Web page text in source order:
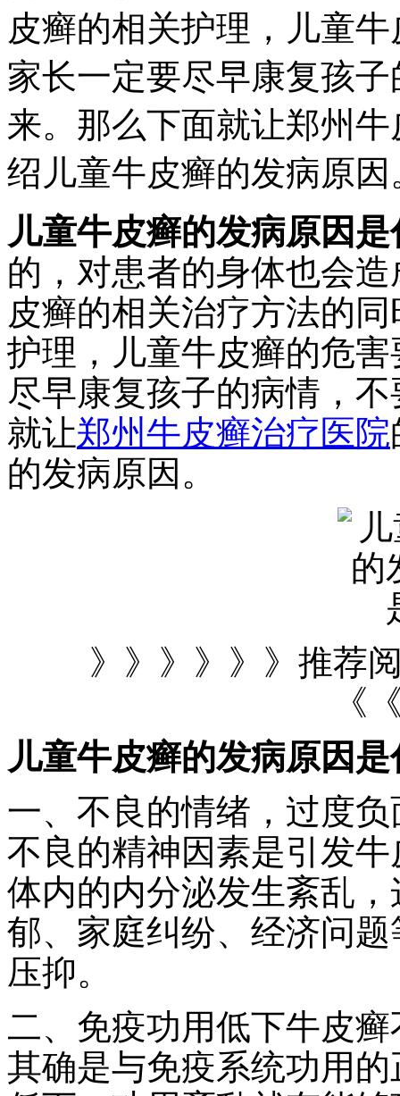
皮癣的相关护理，儿童
家长一定要尽早康复孩
来。那么下面就让郑州
绍儿童牛皮癣的发病原因
儿童牛皮癣的发病原因是
的，对患者的身体也会
皮癣的相关治疗方法的
护理，儿童牛皮癣的危
尽早康复孩子的病情，
就让郑州牛皮癣治疗医院
的发病原因。
》》》》》》推荐
《
儿童牛皮癣的发病原因是
一、不良的情绪，过度
不良的精神因素是引发
体内的内分泌发生紊乱
郁、家庭纠纷、经济问
压抑。
二、免疫功用低下牛皮
其确是与免疫系统功用